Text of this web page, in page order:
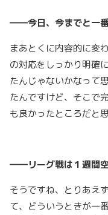
――今日、今までと一
まあとくに内容的に変
の対応をしっかり明確
たんじゃないかなって
たんですけど、そこで
も良かったところだと
――リーグ戦は１週間
そうですね、とりあえ
て、どういうときが一